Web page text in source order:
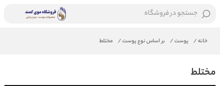
جستجو در فروشگاه
خانه/ پوست/ بر اساس نوع پوست/ مختلط
مختلط